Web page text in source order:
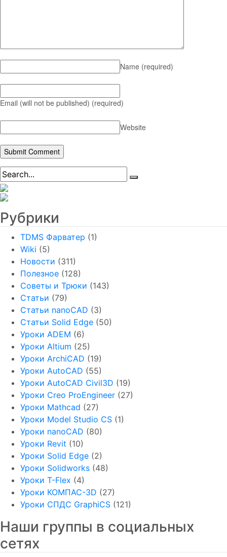
Name (required)
Email (will not be published) (required)
Website
Рубрики
TDMS Фарватер (1)
Wiki (5)
Новости (311)
Полезное (128)
Советы и Трюки (143)
Статьи (79)
Статьи nanoCAD (3)
Статьи Solid Edge (50)
Уроки ADEM (6)
Уроки Altium (25)
Уроки ArchiCAD (19)
Уроки AutoCAD (55)
Уроки AutoCAD Civil3D (19)
Уроки Creo ProEngineer (27)
Уроки Mathcad (27)
Уроки Model Studio CS (1)
Уроки nanoCAD (80)
Уроки Revit (10)
Уроки Solid Edge (2)
Уроки Solidworks (48)
Уроки T-Flex (4)
Уроки КОМПАС-3D (27)
Уроки СПДС GraphiCS (121)
Наши группы в социальных
сетях